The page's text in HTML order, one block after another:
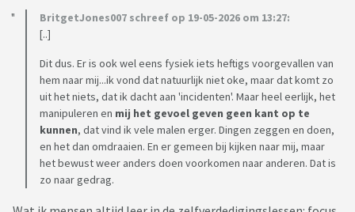
BritgetJones007 schreef op 19-05-2026 om 13:27:
[..]
Dit dus. Er is ook wel eens fysiek iets heftigs voorgevallen van
hem naar mij...ik vond dat natuurlijk niet oke, maar dat komt zo
uit het niets, dat ik dacht aan 'incidenten'. Maar heel eerlijk, het
manipuleren en mij het gevoel geven geen kant op te
kunnen, dat vind ik vele malen erger. Dingen zeggen en doen,
en het dan omdraaien. En er gemeen bij kijken naar mij, maar
het bewust weer anders doen voorkomen naar anderen. Dat is
zo naar gedrag.